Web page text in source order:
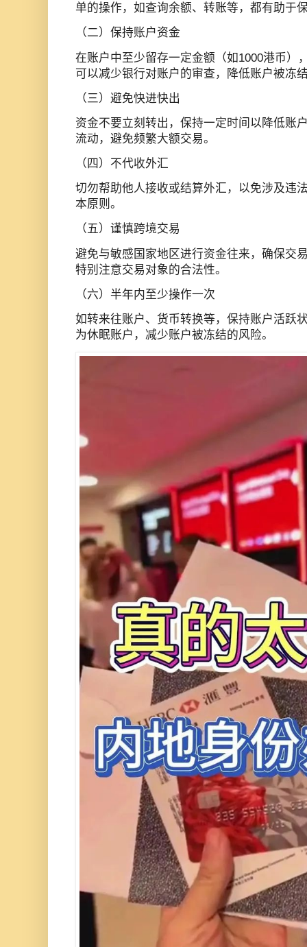
单的操作，如查询余额、转账等，都有助于
（二）保持账户资金
在账户中至少留存一定金额（如1000港币）
可以减少银行对账户的审查，降低账户被冻
（三）避免快进快出
资金不要立刻转出，保持一定时间以降低账
流动，避免频繁大额交易。
（四）不代收外汇
切勿帮助他人接收或结算外汇，以免涉及违
本原则。
（五）谨慎跨境交易
避免与敏感国家地区进行资金往来，确保交
特别注意交易对象的合法性。
（六）半年内至少操作一次
如转来往账户、货币转换等，保持账户活跃
为休眠账户，减少账户被冻结的风险。